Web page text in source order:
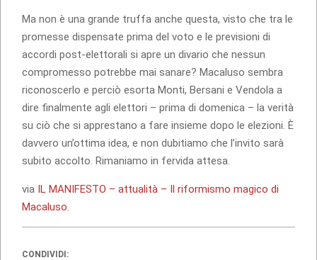
Ma non è una grande truffa anche questa, visto che tra le
promesse dispensate prima del voto e le previsioni di
accordi post-elettorali si apre un divario che nessun
compromesso potrebbe mai sanare? Macaluso sembra
riconoscerlo e perciò esorta Monti, Bersani e Vendola a
dire finalmente agli elettori – prima di domenica – la verità
su ciò che si apprestano a fare insieme dopo le elezioni. È
davvero un’ottima idea, e non dubitiamo che l’invito sarà
subito accolto. Rimaniamo in fervida attesa.
via IL MANIFESTO – attualità – Il riformismo magico di
Macaluso
CONDIVIDI: